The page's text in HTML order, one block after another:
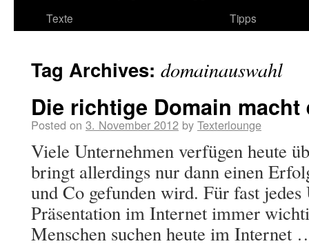
Texte
Tipps
Tag Archives: domainauswahl
Die richtige Domain macht
Posted on 3. November 2012 by Texterlounge
Viele Unternehmen verfügen heute
bringt allerdings nur dann einen
und Co gefunden wird. Für fast
Präsentation im Internet immer
Menschen suchen heute im